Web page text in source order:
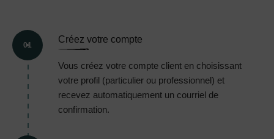
01
Créez votre compte
Vous créez votre compte client en choisissant
votre profil (particulier ou professionnel) et
recevez automatiquement un courriel de
confirmation.